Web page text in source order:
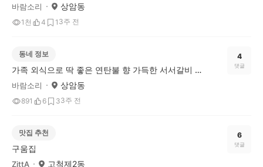
바람소리 상암동
1천 4 1 3주 전
동네 정보
가족 외식으로 딱 좋은 연탄불 향 가득한 서서갈비 맛집
바람소리 상암동
891 6 33주 전
4
댓글
맛집 추천
구움집
ZittA 고척제2동
6
댓글